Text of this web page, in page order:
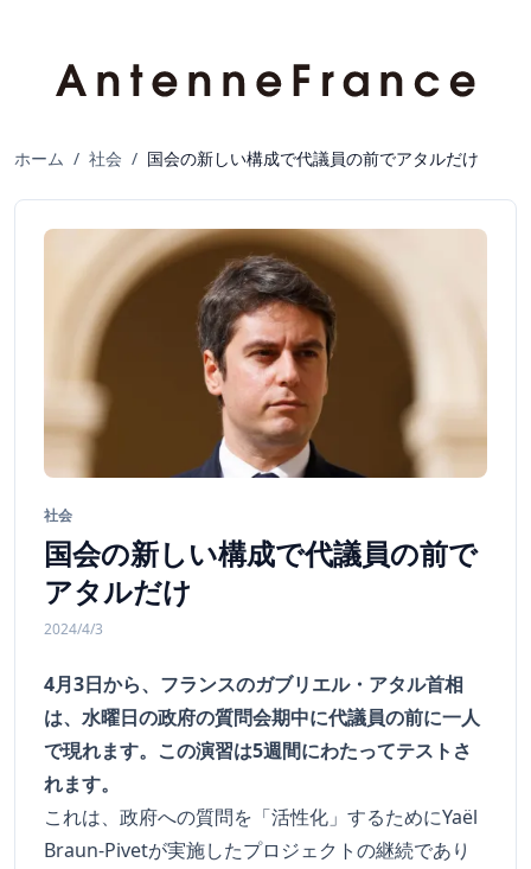
ホーム / 社会 / 国会の新しい構成で代議員の前でアタルだけ
社会
国会の新しい構成で代議員の前で
アタルだけ
2024/4/3
4月3日から、フランスのガブリエル・アタル首相
は、水曜日の政府の質問会期中に代議員の前に一人
で現れます。この演習は5週間にわたってテストさ
れます。
これは、政府への質問を「活性化」するためにYaël
Braun-Pivetが実施したプロジェクトの継続であり